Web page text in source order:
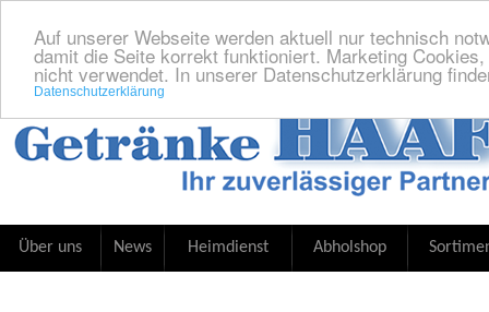
Auf unserer Webseite werden aktuell nur technisch
damit die Seite korrekt funktioniert. Marketing
nicht verwendet. In unserer Datenschutzerklärung
Datenschutzerklärung
Über uns News Heimdienst Abholshop